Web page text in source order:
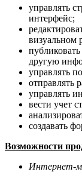
управлять
интерфейс;
визуальном
другую
управлять
отправлять
управлять
вести учет
создавать
Возможности
Интернет-